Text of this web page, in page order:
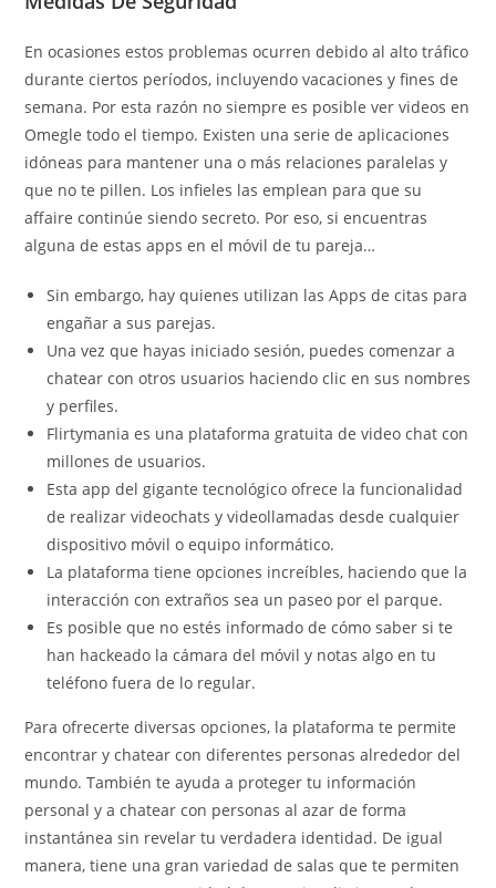
En ocasiones estos problemas ocurren debido al alto tráfico
durante ciertos períodos, incluyendo vacaciones y fines de
semana. Por esta razón no siempre es posible ver videos en
Omegle todo el tiempo. Existen una serie de aplicaciones
idóneas para mantener una o más relaciones paralelas y
que no te pillen. Los infieles las emplean para que su
affaire continúe siendo secreto. Por eso, si encuentras
alguna de estas apps en el móvil de tu pareja…
Sin embargo, hay quienes utilizan las Apps de citas para
engañar a sus parejas.
Una vez que hayas iniciado sesión, puedes comenzar a
chatear con otros usuarios haciendo clic en sus nombres
y perfiles.
Flirtymania es una plataforma gratuita de video chat con
millones de usuarios.
Esta app del gigante tecnológico ofrece la funcionalidad
de realizar videochats y videollamadas desde cualquier
dispositivo móvil o equipo informático.
La plataforma tiene opciones increíbles, haciendo que la
interacción con extraños sea un paseo por el parque.
Es posible que no estés informado de cómo saber si te
han hackeado la cámara del móvil y notas algo en tu
teléfono fuera de lo regular.
Para ofrecerte diversas opciones, la plataforma te permite
encontrar y chatear con diferentes personas alrededor del
mundo. También te ayuda a proteger tu información
personal y a chatear con personas al azar de forma
instantánea sin revelar tu verdadera identidad. De igual
manera, tiene una gran variedad de salas que te permiten